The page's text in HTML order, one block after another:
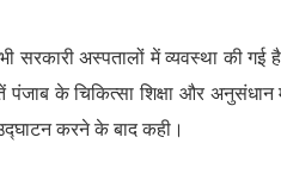
सरकारी अस्पतालों में व्यवस्था की गई
पंजाब के चिकित्सा शिक्षा और अनुसंधान
करने के बाद कही।